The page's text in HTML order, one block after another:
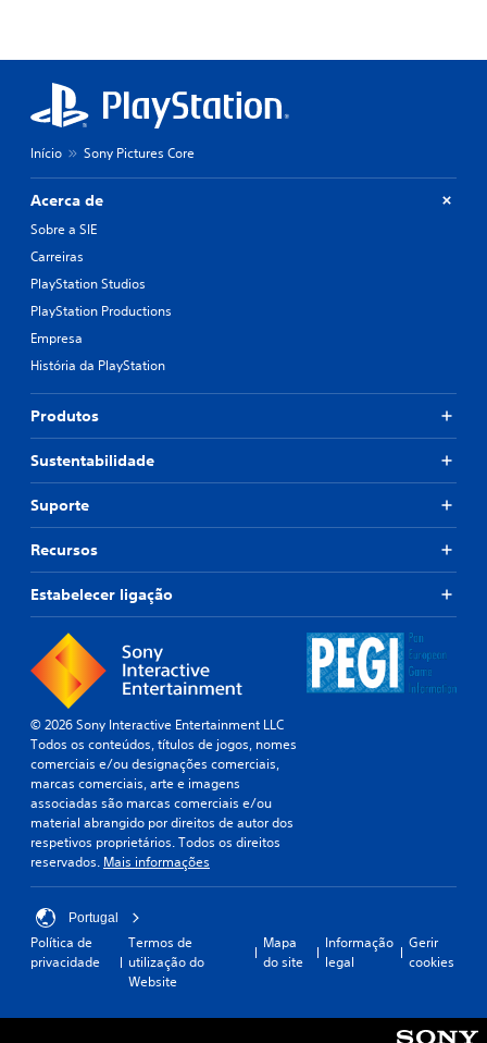
Início Sony Pictures Core
Acerca de
Sobre a SIE
Carreiras
PlayStation Studios
PlayStation Productions
Empresa
História da PlayStation
Produtos
Sustentabilidade
Suporte
Recursos
Estabelecer ligação
© 2026 Sony Interactive Entertainment LLC
Todos os conteúdos, títulos de jogos, nomes
comerciais e/ou designações comerciais,
marcas comerciais, arte e imagens
associadas são marcas comerciais e/ou
material abrangido por direitos de autor dos
respetivos proprietários. Todos os direitos
reservados. Mais informações
Portugal
Política de
privacidade
Termos de
utilização do
Website
Mapa
do site
Informação
legal
Gerir
cookies